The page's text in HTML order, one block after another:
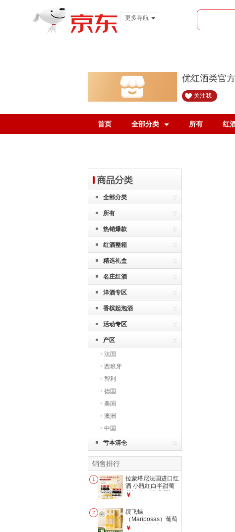
更多导航
优红酒类官
关注我
首页 全部分类 所有 红
全部分类
所有
热销爆款
红酒整箱
精选礼盒
名庄红酒
洋酒专区
香槟起泡酒
活动专区
产区
法国
西班牙
智利
德国
美国
澳洲
中国
亏本清仓
销售排行
1
拉蒙塔尼法国进口红
酒 小瓶红白半甜葡
萄酒整箱微醺 原酒
187ml*24瓶
￥
2
缤飞蝶
（Mariposas）葡萄
酒红酒干红葡萄酒晚
￥